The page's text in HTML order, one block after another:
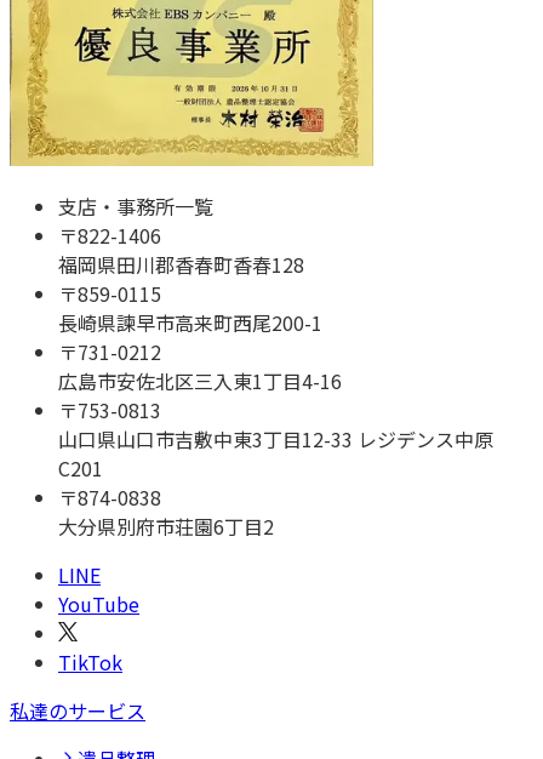
支店・事務所一覧
〒822-1406
福岡県田川郡香春町香春128
〒859-0115
長崎県諫早市高来町西尾200-1
〒731-0212
広島市安佐北区三入東1丁目4-16
〒753-0813
山口県山口市吉敷中東3丁目12-33 レジデンス中原
C201
〒874-0838
大分県別府市荘園6丁目2
LINE
YouTube
TikTok
私達のサービス